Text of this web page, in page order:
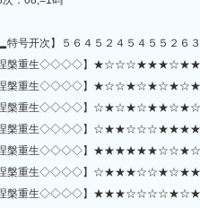
▂特号开次】５６４５２４５４５５２６
涅槃重生◇◇◇◇】
涅槃重生◇◇◇◇】
涅槃重生◇◇◇◇】
涅槃重生◇◇◇◇】
涅槃重生◇◇◇◇】
涅槃重生◇◇◇◇】
涅槃重生◇◇◇◇】